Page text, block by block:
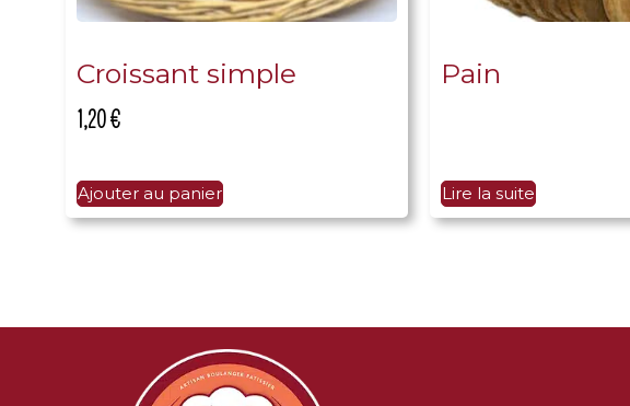
Croissant simple
1,20€
Ajouter au panier
Pain
Lire la suite